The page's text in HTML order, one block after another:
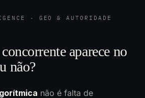
· GEO & AUTORIDADE
aparece no
não?
não é falta de